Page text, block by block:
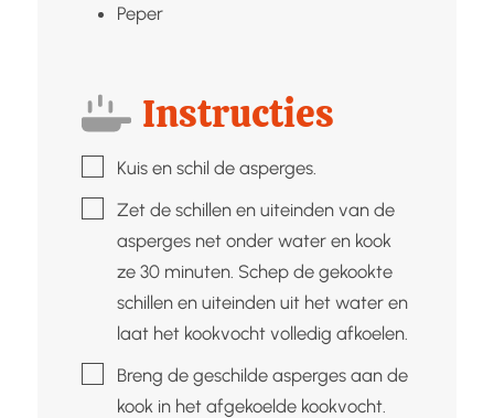
Peper
Instructies
▢Kuis en schil de asperges.
▢
Zet de schillen en uiteinden van de
asperges net onder water en kook
ze 30 minuten. Schep de gekookte
schillen en uiteinden uit het water en
laat het kookvocht volledig afkoelen.
▢Breng de geschilde asperges aan de
kook in het afgekoelde kookvocht.